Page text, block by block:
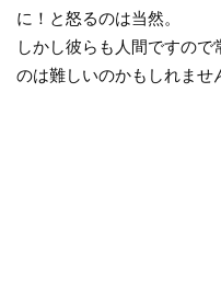
に！と怒るのは当然。
しかし彼らも人間ですので
のは難しいのかもしれませ